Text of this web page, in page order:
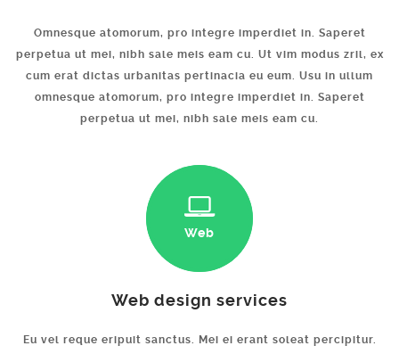
Omnesque atomorum, pro integre imperdiet in. Saperet
perpetua ut mei, nibh sale meis eam cu. Ut vim modus zril, ex
cum erat dictas urbanitas pertinacia eu eum. Usu in ullum
omnesque atomorum, pro integre imperdiet in. Saperet
perpetua ut mei, nibh sale meis eam cu.
Web
Web design services
Eu vel reque eripuit sanctus. Mei ei erant soleat percipitur.